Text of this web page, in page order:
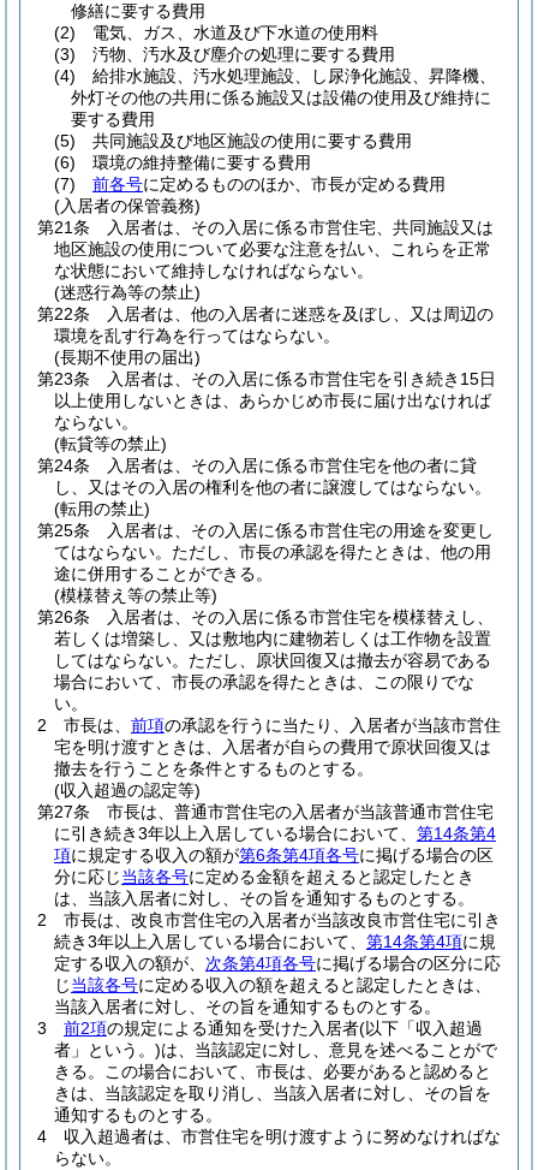
修繕に要する費用
(2)
電気、ガス、水道及び下水道の使用料
(3)
汚物、汚水及び塵介の処理に要する費用
(4)
給排水施設、汚水処理施設、し尿浄化施設、昇降機、
外灯その他の共用に係る施設又は設備の使用及び維持に
要する費用
(5)
共同施設及び地区施設の使用に要する費用
(6)
環境の維持整備に要する費用
(7)
前各号に定めるもののほか、市長が定める費用
(入居者の保管義務)
第21条
入居者は、その入居に係る市営住宅、共同施設又は
地区施設の使用について必要な注意を払い、これらを正常
な状態において維持しなければならない。
(迷惑行為等の禁止)
第22条
入居者は、他の入居者に迷惑を及ぼし、又は周辺の
環境を乱す行為を行ってはならない。
(長期不使用の届出)
第23条
入居者は、その入居に係る市営住宅を引き続き15日
以上使用しないときは、あらかじめ市長に届け出なければ
ならない。
(転貸等の禁止)
第24条
入居者は、その入居に係る市営住宅を他の者に貸
し、又はその入居の権利を他の者に譲渡してはならない。
(転用の禁止)
第25条
入居者は、その入居に係る市営住宅の用途を変更し
てはならない。 ただし、市長の承認を得たときは、他の用
途に併用することができる。
(模様替え等の禁止等)
第26条
入居者は、その入居に係る市営住宅を模様替えし、
若しくは増築し、又は敷地内に建物若しくは工作物を設置
してはならない。 ただし、原状回復又は撤去が容易である
場合において、市長の承認を得たときは、この限りでな
い。
2
市長は、 前項の承認を行うに当たり、入居者が当該市営住
宅を明け渡すときは、入居者が自らの費用で原状回復又は
撤去を行うことを条件とするものとする。
(収入超過の認定等)
第27条
市長は、普通市営住宅の入居者が当該普通市営住宅
に引き続き3年以上入居している場合において、 第14条第4
項に規定する収入の額が第6条第4項各号に掲げる場合の区
分に応じ当該各号に定める金額を超えると認定したとき
は、当該入居者に対し、その旨を通知するものとする。
2
市長は、改良市営住宅の入居者が当該改良市営住宅に引き
続き3年以上入居している場合において、 第14条第4項に規
定する収入の額が、 次条第4項各号に掲げる場合の区分に応
じ当該各号に定める収入の額を超えると認定したときは、
当該入居者に対し、その旨を通知するものとする。
3
前2項の規定による通知を受けた入居者(以下「収入超過
者」という。)は、当該認定に対し、意見を述べることがで
きる。
この場合において、市長は、必要があると認めると
きは、当該認定を取り消し、当該入居者に対し、その旨を
通知するものとする。
4
収入超過者は、市営住宅を明け渡すように努めなければな
らない。